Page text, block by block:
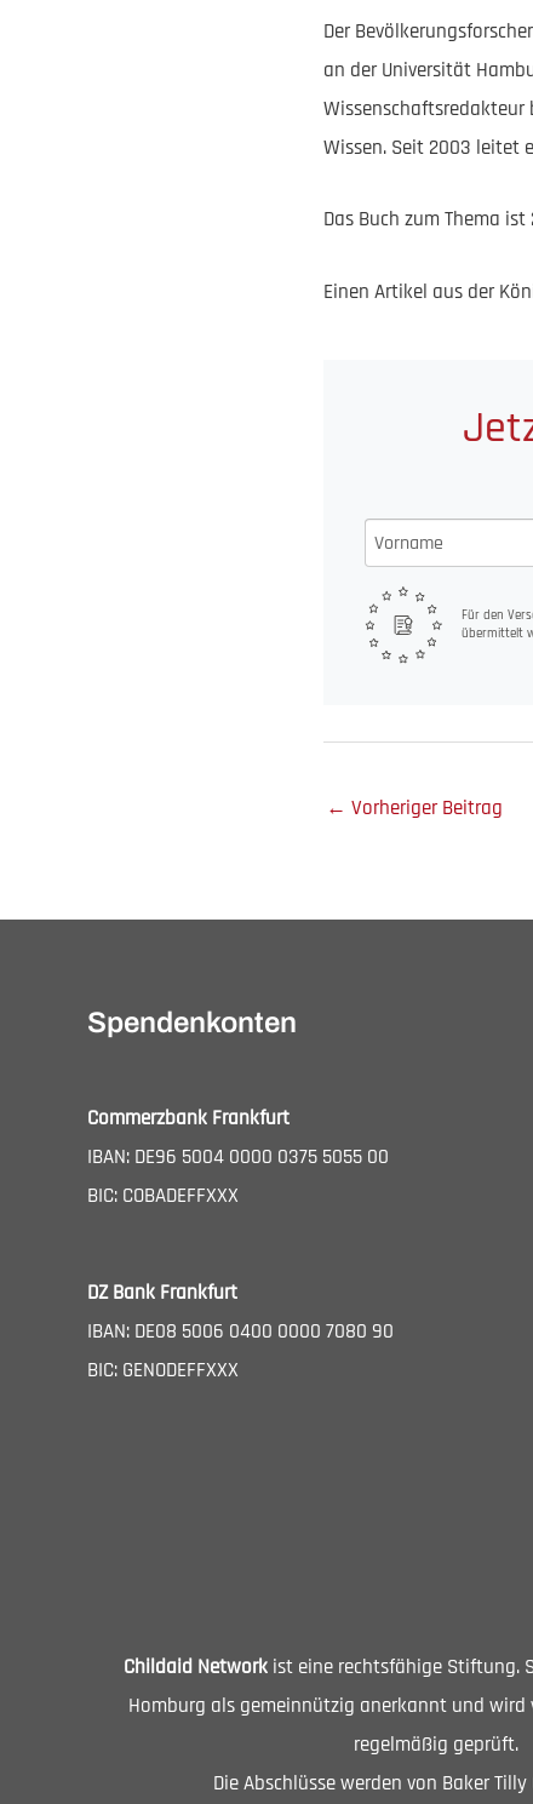
Der
an der Universität
Wissenschaftsredakteur
Wissen. Seit 2003 leitet
Das Buch zum Thema
Einen Artikel aus der
Für den
übermittelt
← Vorheriger Beitrag
Spendenkonten
Commerzbank Frankfurt
IBAN: DE96 5004 0000 0375 5055 00
BIC: COBADEFFXXX
DZ Bank Frankfurt
IBAN: DE08 5006 0400 0000 7080 90
BIC: GENODEFFXXX
Childaid Network ist eine rechtsfähige Stiftung.
Homburg als gemeinnützig anerkannt und
regelmäßig geprüft.
Die Abschlüsse werden von Baker Tilly